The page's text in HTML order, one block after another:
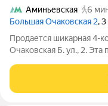
Аминьевская
6
Большая Очаковская 2,
Продается шикарная 4-
Очаковская Б. ул., 2.
предлагает идеальное
дизайна. Индивидуальная